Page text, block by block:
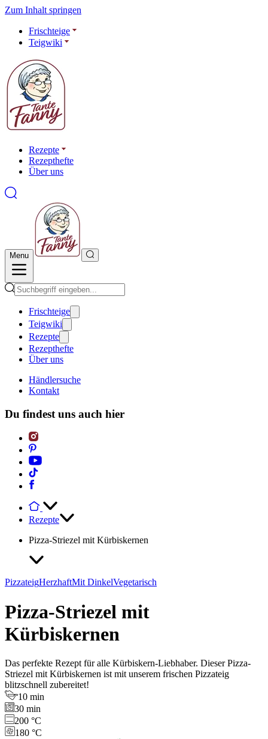
Zum Inhalt springen
Frischteige
Teigwiki
Rezepte
Rezepthefte
Über uns
Menu
Frischteige
Teigwiki
Rezepte
Rezepthefte
Über uns
Händlersuche
Kontakt
Du findest uns auch hier
Rezepte
Pizza-Striezel mit Kürbiskernen
PizzateigHerzhaftMit DinkelVegetarisch
Pizza-Striezel mit
Kürbiskernen
Das perfekte Rezept für alle Kürbiskern-Liebhaber. Dieser Pizza-
Striezel mit Kürbiskernen ist mit unserem frischen Pizzateig
blitzschnell zubereitet!
10 min
30 min
200 °C
180 °C